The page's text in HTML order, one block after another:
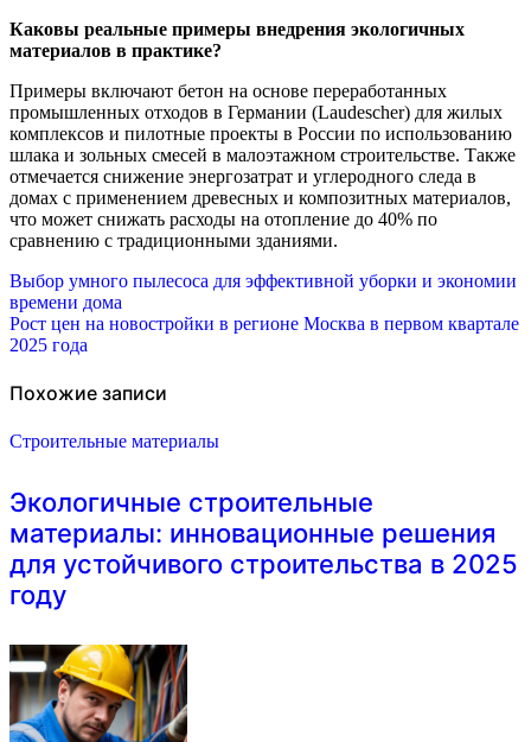
Каковы реальные примеры внедрения экологичных
материалов в практике?
Примеры включают бетон на основе переработанных
промышленных отходов в Германии (Laudescher) для жилых
комплексов и пилотные проекты в России по использованию
шлака и зольных смесей в малоэтажном строительстве. Также
отмечается снижение энергозатрат и углеродного следа в
домах с применением древесных и композитных материалов,
что может снижать расходы на отопление до 40% по
сравнению с традиционными зданиями.
Навигация
по
записям
Выбор умного пылесоса для эффективной уборки и экономии
времени дома
Рост цен на новостройки в регионе Москва в первом квартале
2025 года
Похожие записи
Строительные материалы
Экологичные строительные
материалы: инновационные решения
для устойчивого строительства в 2025
году